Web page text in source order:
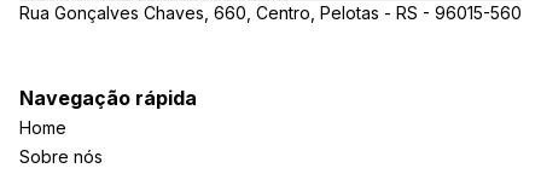
Rua Gonçalves Chaves, 660, Centro, Pelotas - RS - 96015-560
Navegação rápida
Home
Sobre nós